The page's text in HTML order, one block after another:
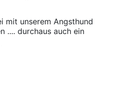
mit unserem Angsthund
.... durchaus auch ein